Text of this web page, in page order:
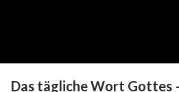
Das tägliche Wort Gottes